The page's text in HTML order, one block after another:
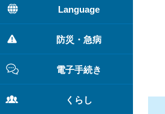
へ
Language
防災・急病
電子手続き
くらし